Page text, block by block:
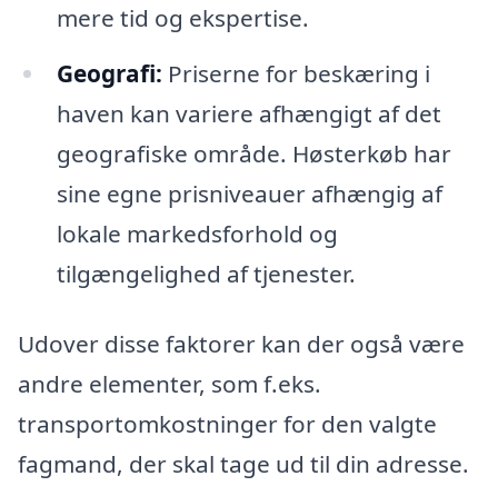
mere tid og ekspertise.
Geografi: Priserne for beskæring i
haven kan variere afhængigt af det
geografiske område. Høsterkøb har
sine egne prisniveauer afhængig af
lokale markedsforhold og
tilgængelighed af tjenester.
Udover disse faktorer kan der også være
andre elementer, som f.eks.
transportomkostninger for den valgte
fagmand, der skal tage ud til din adresse.